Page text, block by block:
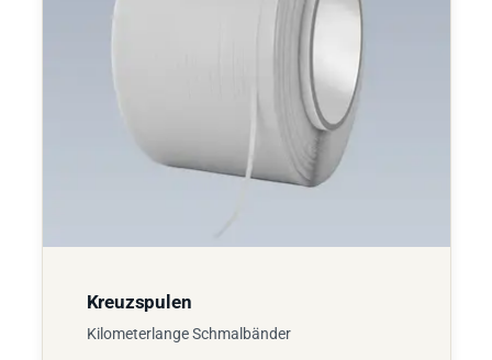
Kreuzspulen
Kilometerlange Schmalbänder